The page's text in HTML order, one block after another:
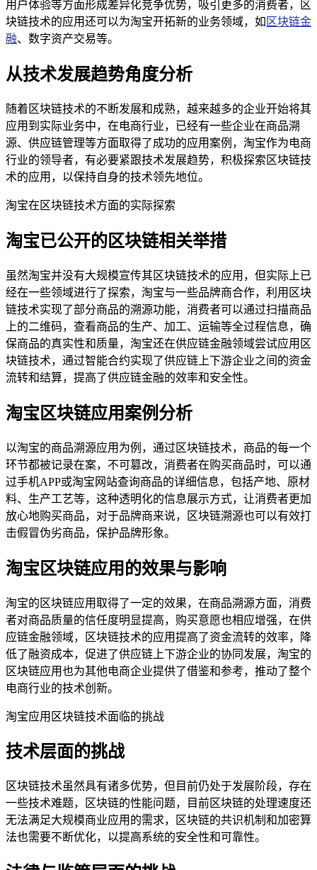
用户体验等方面形成差异化竞争优势，吸引更多的消费者，区
块链技术的应用还可以为淘宝开拓新的业务领域，如 区块链金
融、数字资产交易等。
从技术发展趋势角度分析
随着区块链技术的不断发展和成熟，越来越多的企业开始将其
应用到实际业务中，在电商行业，已经有一些企业在商品溯
源、供应链管理等方面取得了成功的应用案例，淘宝作为电商
行业的领导者，有必要紧跟技术发展趋势，积极探索区块链技
术的应用，以保持自身的技术领先地位。
淘宝在区块链技术方面的实际探索
淘宝已公开的区块链相关举措
虽然淘宝并没有大规模宣传其区块链技术的应用，但实际上已
经在一些领域进行了探索，淘宝与一些品牌商合作，利用区块
链技术实现了部分商品的溯源功能，消费者可以通过扫描商品
上的二维码，查看商品的生产、加工、运输等全过程信息，确
保商品的真实性和质量，淘宝还在供应链金融领域尝试应用区
块链技术，通过智能合约实现了供应链上下游企业之间的资金
流转和结算，提高了供应链金融的效率和安全性。
淘宝区块链应用案例分析
以淘宝的商品溯源应用为例，通过区块链技术，商品的每一个
环节都被记录在案，不可篡改，消费者在购买商品时，可以通
过手机APP或淘宝网站查询商品的详细信息，包括产地、原材
料、生产工艺等，这种透明化的信息展示方式，让消费者更加
放心地购买商品，对于品牌商来说，区块链溯源也可以有效打
击假冒伪劣商品，保护品牌形象。
淘宝区块链应用的效果与影响
淘宝的区块链应用取得了一定的效果，在商品溯源方面，消费
者对商品质量的信任度明显提高，购买意愿也相应增强，在供
应链金融领域，区块链技术的应用提高了资金流转的效率，降
低了融资成本，促进了供应链上下游企业的协同发展，淘宝的
区块链应用也为其他电商企业提供了借鉴和参考，推动了整个
电商行业的技术创新。
淘宝应用区块链技术面临的挑战
技术层面的挑战
区块链技术虽然具有诸多优势，但目前仍处于发展阶段，存在
一些技术难题，区块链的性能问题，目前区块链的处理速度还
无法满足大规模商业应用的需求，区块链的共识机制和加密算
法也需要不断优化，以提高系统的安全性和可靠性。